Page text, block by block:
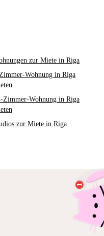
zur Miete in Riga
Wohnung in Riga
Zimmer-Wohnung in Riga
zur Miete in Riga